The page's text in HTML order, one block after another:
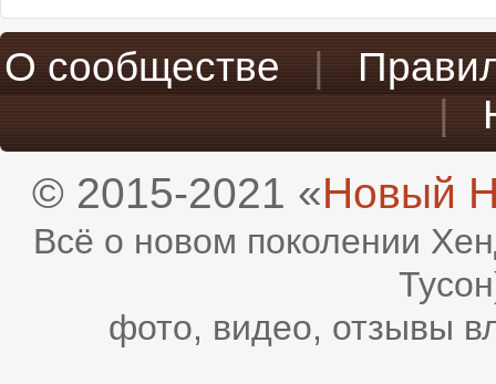
О сообществе |
|
© 2015-2021 «Новый
Всё о новом поколении
фото, видео, отзывы